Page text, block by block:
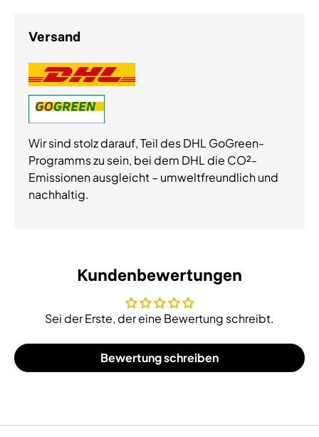
Versand
Wir sind stolz darauf, Teil des DHL GoGreen-
Programms zu sein, bei dem DHL die CO²-
Emissionen ausgleicht – umweltfreundlich und
nachhaltig.
Kundenbewertungen
Sei der Erste, der eine Bewertung schreibt.
Bewertung schreiben